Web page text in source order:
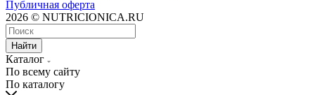
Публичная оферта
2026 © NUTRICIONICA.RU
Найти
Каталог
По всему сайту
По каталогу